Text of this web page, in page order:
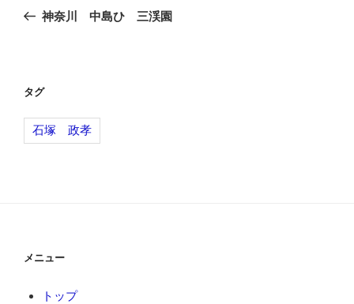
ナ
ー
シ
ョ
の
神奈川 中島ひ 三渓園
タグ
石塚 政孝
メニュー
トップ